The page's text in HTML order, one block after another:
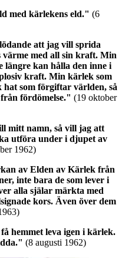
med kärlekens eld." (6
att jag vill sprida
värme med all sin kraft. Min
längre kan hålla den inne i
kraft. Min kärlek som
hat som förgiftar världen, så
fördömelse." (19 oktober
mitt namn, så vill jag att
utföra under i djupet av
1962)
av Elden av Kärlek från
inte bara de som lever i
alla själar märkta med
kors. Även över dem
hemmet leva igen i kärlek.
(8 augusti 1962)